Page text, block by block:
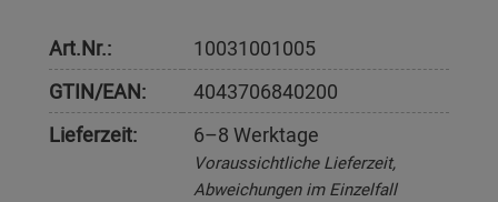
Art.Nr.:
10031001005
GTIN/EAN:
4043706840200
Lieferzeit:
6–8 Werktage
Voraussichtliche Lieferzeit,
Abweichungen im Einzelfall